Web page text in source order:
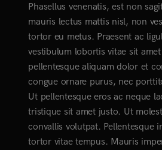
Phasellus venenatis, est non
mauris lectus mattis nisl, non
tortor eu metus. Praesent ac
vestibulum lobortis vitae sit
pellentesque aliquam dolor et
congue ornare purus, nec
Ut pellentesque eros ac neque
tristique sit amet justo. Ut
convallis volutpat. Pellentesque
tortor vitae tempus. Mauris